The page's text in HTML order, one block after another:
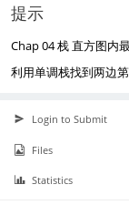
提示
Chap 04 栈 直方图内
利用单调栈找到两边
Login to Submit
Files
Statistics